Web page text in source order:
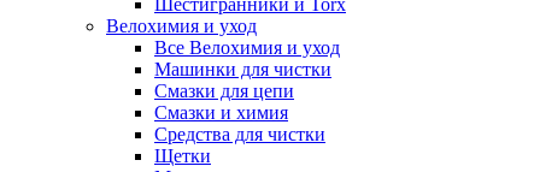
Шестигранники и Torx
Велохимия и уход
Все Велохимия и уход
Машинки для чистки
Смазки для цепи
Смазки и химия
Средства для чистки
Щетки